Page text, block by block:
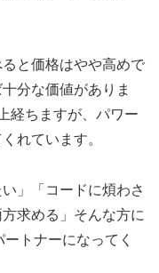
と価格はやや高めで
分な価値がありま
経ちますが、パワー
れています。
」「コードに煩わさ
求める」そんな方に
トナーになってく